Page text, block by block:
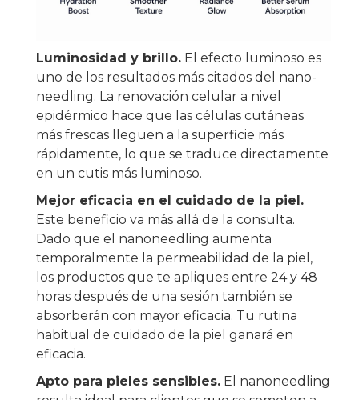
Luminosidad y brillo. El efecto luminoso es
uno de los resultados más citados del nano-
needling. La renovación celular a nivel
epidérmico hace que las células cutáneas
más frescas lleguen a la superficie más
rápidamente, lo que se traduce directamente
en un cutis más luminoso.
Mejor eficacia en el cuidado de la piel.
Este beneficio va más allá de la consulta.
Dado que el nanoneedling aumenta
temporalmente la permeabilidad de la piel,
los productos que te apliques entre 24 y 48
horas después de una sesión también se
absorberán con mayor eficacia. Tu rutina
habitual de cuidado de la piel ganará en
eficacia.
Apto para pieles sensibles. El nanoneedling